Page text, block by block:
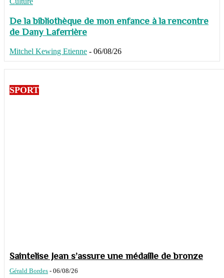
De la bibliothèque de mon enfance à la rencontre
de Dany Laferrière
Mitchel Kewing Etienne - 06/08/26
SPORT
Saintelise Jean s’assure une médaille de bronze
Gérald Bordes - 06/08/26